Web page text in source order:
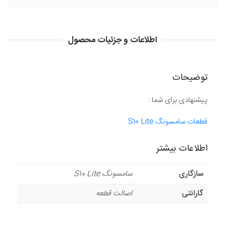
اطلاعات و جزئیات محصول
توضیحات
پیشنهادی برای شما :
قطعات سامسونگ S10 Lite
اطلاعات بیشتر
سازگاری
سامسونگ S10 Lite
گارانتی
اصالت قطعه